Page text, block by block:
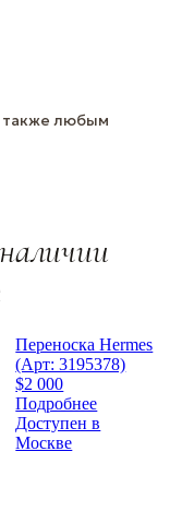
также любым
Переноска Hermes
(Арт: 3195378)
$2 000
Подробнее
Доступен в
Москве